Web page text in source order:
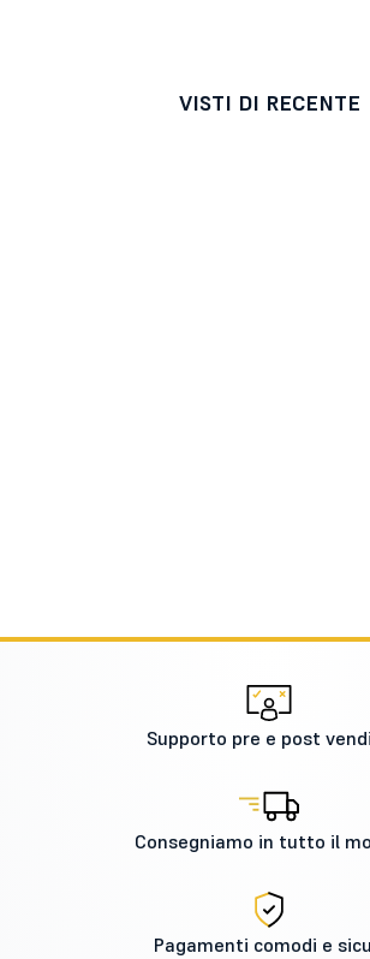
VISTI DI RECENTE
Supporto pre e post
Consegniamo in tutto il
Pagamenti comodi e